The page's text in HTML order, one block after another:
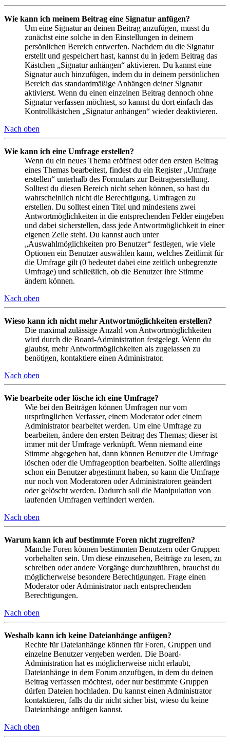
Wie kann ich meinem Beitrag eine Signatur anfügen?
Um eine Signatur an deinen Beitrag anzufügen, musst du
zunächst eine solche in den Einstellungen in deinem
persönlichen Bereich entwerfen. Nachdem du die Signatur
erstellt und gespeichert hast, kannst du in jedem Beitrag das
Kästchen „Signatur anhängen“ aktivieren. Du kannst eine
Signatur auch hinzufügen, indem du in deinem persönlichen
Bereich das standardmäßige Anhängen deiner Signatur
aktivierst. Wenn du einen einzelnen Beitrag dennoch ohne
Signatur verfassen möchtest, so kannst du dort einfach das
Kontrollkästchen „Signatur anhängen“ wieder deaktivieren.
Nach oben
Wie kann ich eine Umfrage erstellen?
Wenn du ein neues Thema eröffnest oder den ersten Beitrag
eines Themas bearbeitest, findest du ein Register „Umfrage
erstellen“ unterhalb des Formulars zur Beitragserstellung.
Solltest du diesen Bereich nicht sehen können, so hast du
wahrscheinlich nicht die Berechtigung, Umfragen zu
erstellen. Du solltest einen Titel und mindestens zwei
Antwortmöglichkeiten in die entsprechenden Felder eingeben
und dabei sicherstellen, dass jede Antwortmöglichkeit in einer
eigenen Zeile steht. Du kannst auch unter
„Auswahlmöglichkeiten pro Benutzer“ festlegen, wie viele
Optionen ein Benutzer auswählen kann, welches Zeitlimit für
die Umfrage gilt (0 bedeutet dabei eine zeitlich unbegrenzte
Umfrage) und schließlich, ob die Benutzer ihre Stimme
ändern können.
Nach oben
Wieso kann ich nicht mehr Antwortmöglichkeiten erstellen?
Die maximal zulässige Anzahl von Antwortmöglichkeiten
wird durch die Board-Administration festgelegt. Wenn du
glaubst, mehr Antwortmöglichkeiten als zugelassen zu
benötigen, kontaktiere einen Administrator.
Nach oben
Wie bearbeite oder lösche ich eine Umfrage?
Wie bei den Beiträgen können Umfragen nur vom
ursprünglichen Verfasser, einem Moderator oder einem
Administrator bearbeitet werden. Um eine Umfrage zu
bearbeiten, ändere den ersten Beitrag des Themas; dieser ist
immer mit der Umfrage verknüpft. Wenn niemand eine
Stimme abgegeben hat, dann können Benutzer die Umfrage
löschen oder die Umfrageoption bearbeiten. Sollte allerdings
schon ein Benutzer abgestimmt haben, so kann die Umfrage
nur noch von Moderatoren oder Administratoren geändert
oder gelöscht werden. Dadurch soll die Manipulation von
laufenden Umfragen verhindert werden.
Nach oben
Warum kann ich auf bestimmte Foren nicht zugreifen?
Manche Foren können bestimmten Benutzern oder Gruppen
vorbehalten sein. Um diese einzusehen, Beiträge zu lesen, zu
schreiben oder andere Vorgänge durchzuführen, brauchst du
möglicherweise besondere Berechtigungen. Frage einen
Moderator oder Administrator nach entsprechenden
Berechtigungen.
Nach oben
Weshalb kann ich keine Dateianhänge anfügen?
Rechte für Dateianhänge können für Foren, Gruppen und
einzelne Benutzer vergeben werden. Die Board-
Administration hat es möglicherweise nicht erlaubt,
Dateianhänge in dem Forum anzufügen, in dem du deinen
Beitrag verfassen möchtest, oder nur bestimmte Gruppen
dürfen Dateien hochladen. Du kannst einen Administrator
kontaktieren, falls du dir nicht sicher bist, wieso du keine
Dateianhänge anfügen kannst.
Nach oben